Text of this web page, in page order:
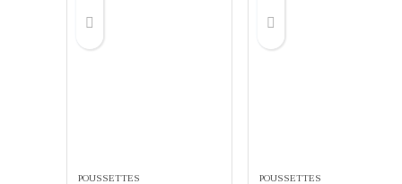
POUSSETTES POUSSETTES